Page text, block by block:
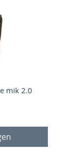
mik 2.0